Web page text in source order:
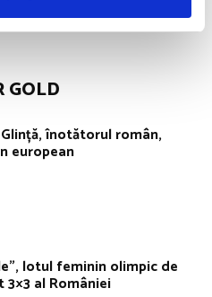
GOLD
înotătorul român,
european
lotul feminin olimpic de
3×3 al României